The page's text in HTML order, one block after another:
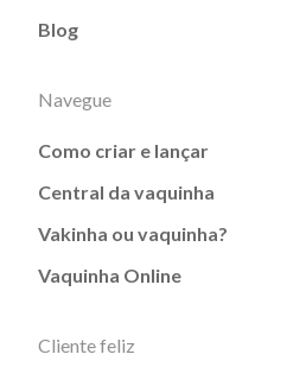
Blog
Navegue
Como criar e lançar
Central da vaquinha
Vakinha ou vaquinha?
Vaquinha Online
Cliente feliz